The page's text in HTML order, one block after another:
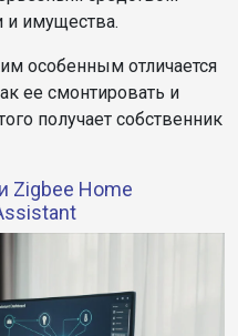
и имущества.
особенным отличается
ее смонтировать и
получает собственник
Zigbee Home